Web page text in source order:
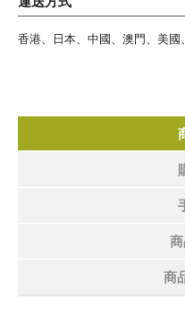
香港、日本、中國、澳門、美
商